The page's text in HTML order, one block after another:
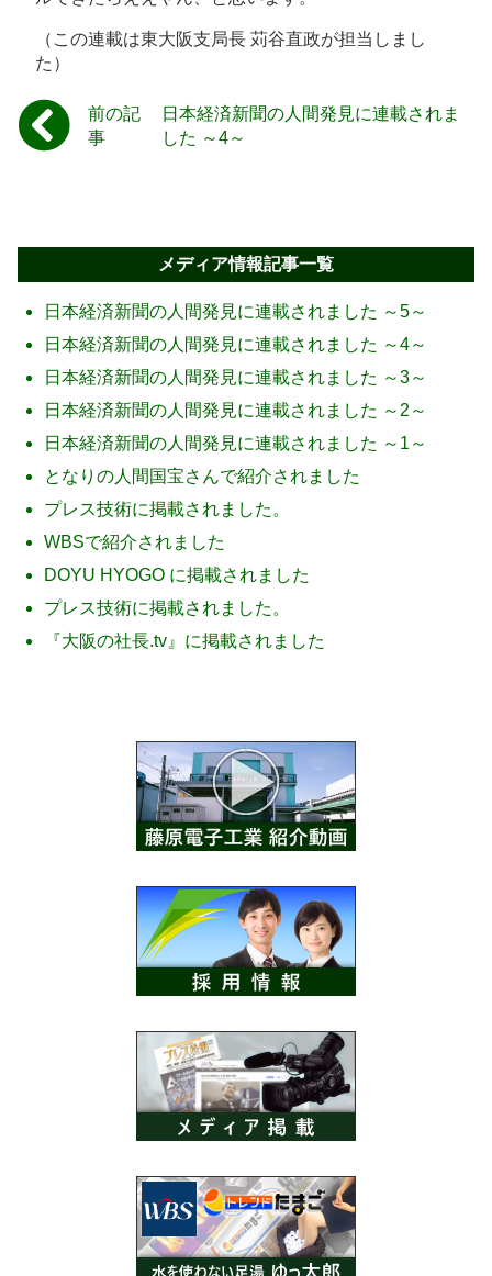
（この連載は東大阪支局長 苅谷直政が担当しまし
た）
前の記
事
日本経済新聞の人間発見に連載されま
した ～4～
メディア情報記事一覧
日本経済新聞の人間発見に連載されました ～5～
日本経済新聞の人間発見に連載されました ～4～
日本経済新聞の人間発見に連載されました ～3～
日本経済新聞の人間発見に連載されました ～2～
日本経済新聞の人間発見に連載されました ～1～
となりの人間国宝さんで紹介されました
プレス技術に掲載されました。
WBSで紹介されました
DOYU HYOGO に掲載されました
プレス技術に掲載されました。
『大阪の社長.tv』に掲載されました